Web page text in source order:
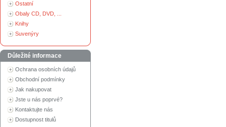
Ostatní
Obaly CD, DVD, ...
Knihy
Suvenýry
Důležité informace
Ochrana osobních údajů
Obchodní podmínky
Jak nakupovat
Jste u nás poprvé?
Kontaktujte nás
Dostupnost titulů